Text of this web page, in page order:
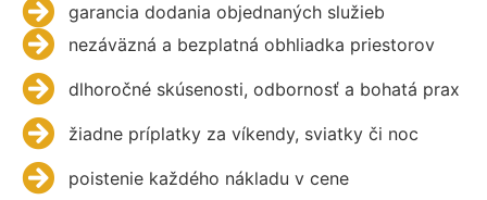
garancia dodania objednaných služieb
nezáväzná a bezplatná obhliadka priestorov
dlhoročné skúsenosti, odbornosť a bohatá prax
žiadne príplatky za víkendy, sviatky či noc
poistenie každého nákladu v cene